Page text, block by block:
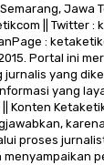
Jawa
|| Twitter :
:
Portal ini
jurnalis yang
yang
Konten
proses